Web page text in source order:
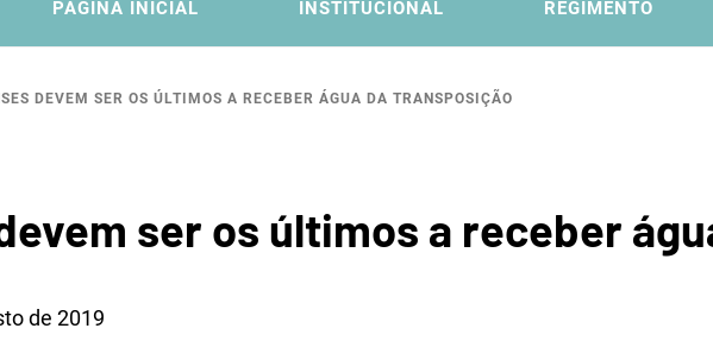
PÁGINA INICIAL INSTITUCIONAL REGIMENTO
DEVEM SER OS ÚLTIMOS A RECEBER ÁGUA DA TRANSPOSIÇÃO
ser os últimos a receber
de 2019